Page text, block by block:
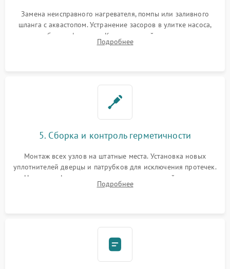
Замена неисправного нагревателя, помпы или заливного
шланга с аквастопом. Устранение засоров в улитке насоса,
патрубках и фильтрах. Компонентный ремонт платы
управления, восстановление поврежденной проводки.
Подробнее
5. Сборка и контроль герметичности
Монтаж всех узлов на штатные места. Установка новых
уплотнителей дверцы и патрубков для исключения протечек.
Надежная фиксация хомутов гидравлической системы,
сборка корпуса и установка датчика поплавка.
Подробнее